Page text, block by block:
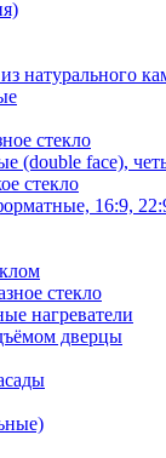
натурального
стекло
(double face),
стекло
16:9,
стекло
нагреватели
дверцы